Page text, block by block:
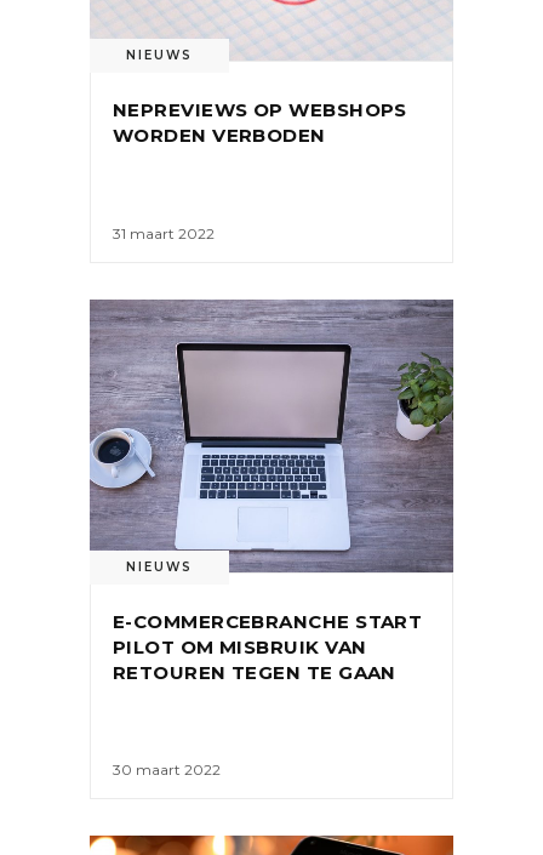
NIEUWS
NEPREVIEWS OP WEBSHOPS
WORDEN VERBODEN
31 maart 2022
NIEUWS
E-COMMERCEBRANCHE START
PILOT OM MISBRUIK VAN
RETOUREN TEGEN TE GAAN
30 maart 2022